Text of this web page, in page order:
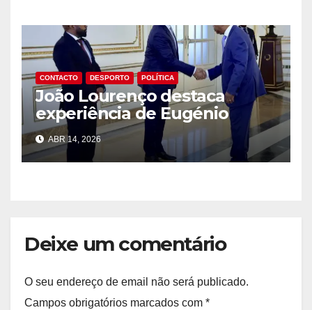
CONTACTO DESPORTO POLÍTICA
João Lourenço destaca
experiência de Eugénio
Laborinho
ABR 14, 2026
Deixe um comentário
O seu endereço de email não será publicado.
Campos obrigatórios marcados com *